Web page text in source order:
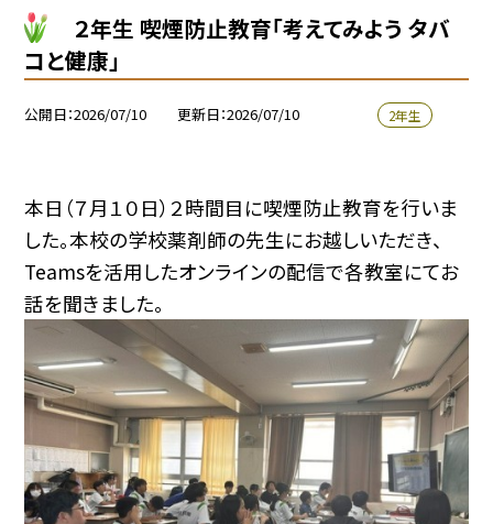
２年生 喫煙防止教育「考えてみよう タバ
コと健康」
公開日 2026/07/10 更新日 2026/07/10 2年生
本日（７月１０日）２時間目に喫煙防止教育を行いま
した。本校の学校薬剤師の先生にお越しいただき、
Teamsを活用したオンラインの配信で各教室にてお
話を聞きました。